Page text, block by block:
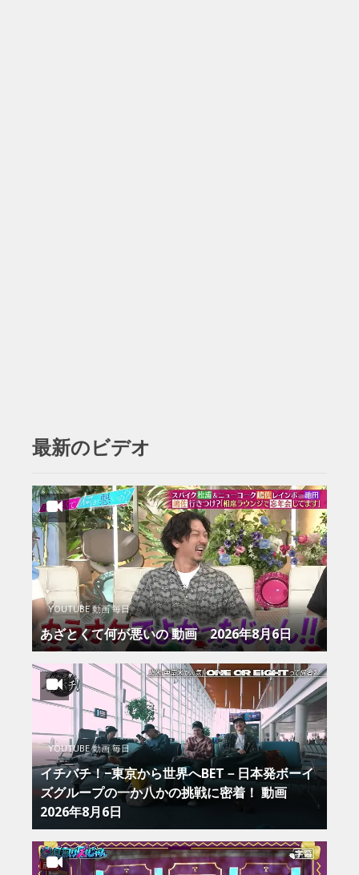
最新のビデオ
YOUTUBE 動画 毎日
あざとくて何が悪いの 動画 2026年8月6日
YOUTUBE 動画 毎日
イチバチ！−東京から世界へBET－日本発ボーイ
ズグループの一か八かの挑戦に密着！ 動画
2026年8月6日